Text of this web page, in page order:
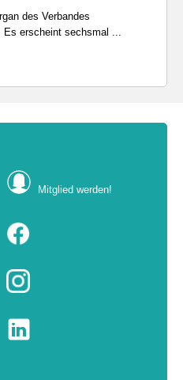
des Verbandes
Es erscheint sechsmal ...
Mitglied werden!